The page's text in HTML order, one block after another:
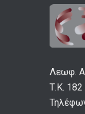
Λεωφ.
Τ.Κ. 182